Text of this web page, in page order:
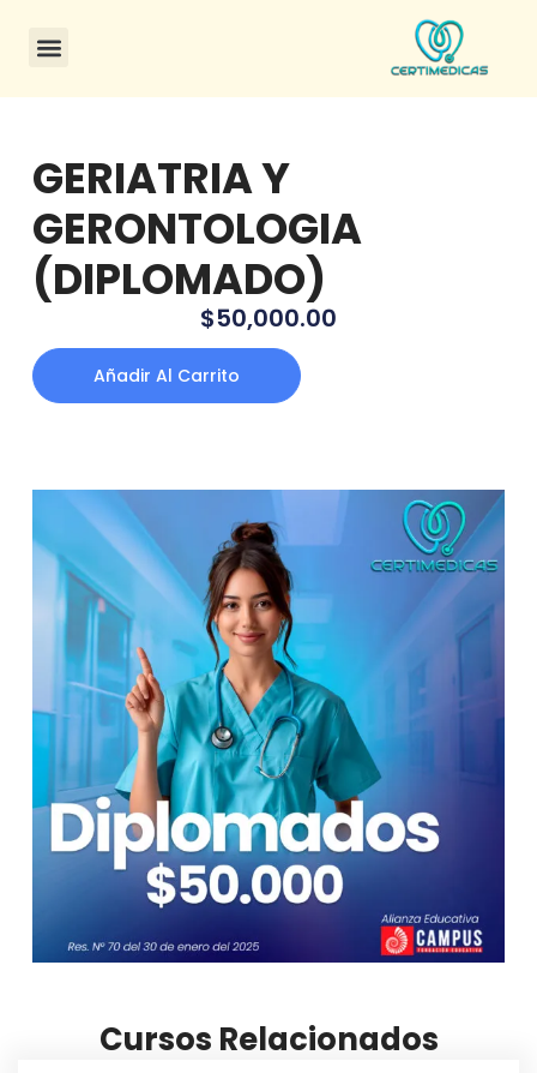
GERIATRIA Y
GERONTOLOGIA
(DIPLOMADO)
$50,000.00
Añadir Al Carrito
Cursos Relacionados